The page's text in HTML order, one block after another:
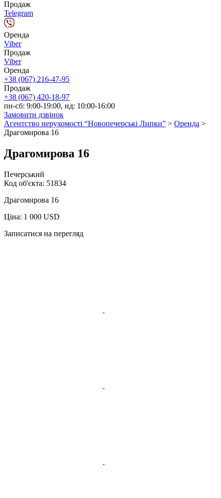
Продаж
Telegram
Оренда
Viber
Продаж
Viber
Оренда
+38 (067) 216-47-95
Продаж
+38 (067) 420-18-97
пн-сб: 9:00-19:00, нд: 10:00-16:00
Замовити дзвінок
Агентство нерухомості “Новопечерські Липки” > Оренда >
Драгомирова 16
Драгомирова 16
Печерський
Код об'єкта: 51834
Драгомирова 16
Ціна: 1 000 USD
Записатися на перегляд